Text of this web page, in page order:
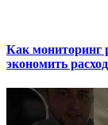
Как мониторинг
экономить